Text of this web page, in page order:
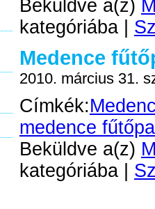
Beküldve a(z)
kategóriába |
Medence
2010. március 31.
Címkék:
medence
Beküldve a(z)
kategóriába |